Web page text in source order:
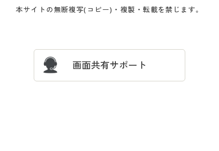
プレゼント＆キャンペーン サイトマップ
ついて
忘れの場合
本サイトの無断複写(コピー)・複製・転載を禁じます。
画面共有サポート